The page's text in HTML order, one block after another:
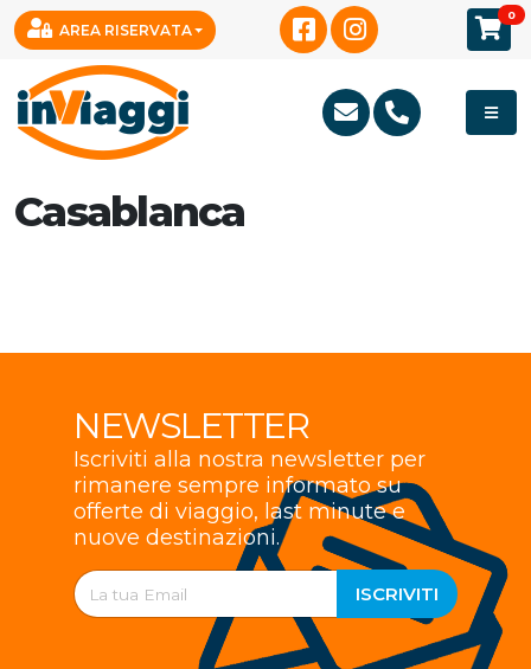
AREA RISERVATA
0
Casablanca
NEWSLETTER
Iscriviti alla nostra newsletter per
rimanere sempre informato su
offerte di viaggio, last minute e
nuove destinazioni.
ISCRIVITI